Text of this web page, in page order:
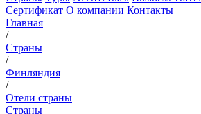
Сертификат О компании Контакты
Главная
/
Страны
/
Финляндия
/
Отели страны
Страны